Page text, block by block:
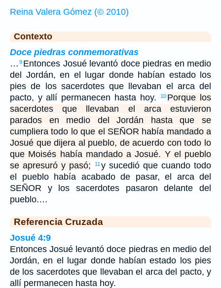
Reina Valera Gómez (© 2010)
Contexto
Doce piedras conmemorativas
… 9 Entonces Josué levantó doce piedras en medio
del Jordán, en el lugar donde habían estado los
pies de los sacerdotes que llevaban el arca del
pacto, y allí permanecen hasta hoy.
10 Porque los
sacerdotes que llevaban el arca estuvieron
parados en medio del Jordán hasta que se
cumpliera todo lo que el SEÑOR había mandado a
Josué que dijera al pueblo, de acuerdo con todo lo
que Moisés había mandado a Josué. Y el pueblo
se apresuró y pasó;
11 y sucedió que cuando todo
el pueblo había acabado de pasar, el arca del
SEÑOR y los sacerdotes pasaron delante del
pueblo.…
Referencia Cruzada
Josué 4:9
Entonces Josué levantó doce piedras en medio del
Jordán, en el lugar donde habían estado los pies
de los sacerdotes que llevaban el arca del pacto, y
allí permanecen hasta hoy.